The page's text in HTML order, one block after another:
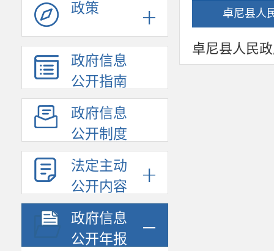
政策
政府信息
公开指南
政府信息
公开制度
法定主动
公开内容
政府信息
公开年报
卓尼县人
卓尼县人民